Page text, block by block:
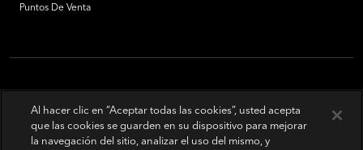
Puntos De Venta
Al hacer clic en “Aceptar todas las cookies”, usted acepta
que las cookies se guarden en su dispositivo para mejorar
la navegación del sitio, analizar el uso del mismo, y